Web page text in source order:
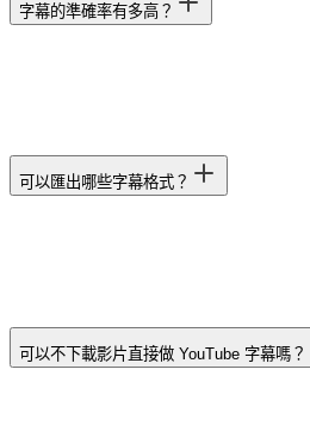
字幕的準確率有多高？
可以匯出哪些字幕格式？
可以不下載影片直接做 YouTube 字幕嗎？